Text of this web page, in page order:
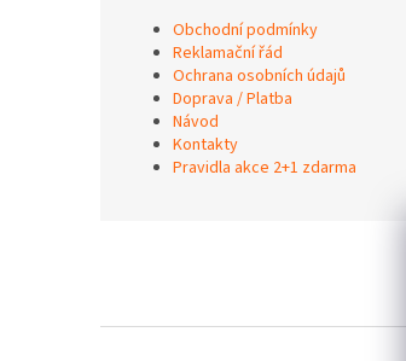
Obchodní podmínky
Reklamační řád
Ochrana osobních údajů
Doprava / Platba
Návod
Kontakty
Pravidla akce 2+1 zdarma